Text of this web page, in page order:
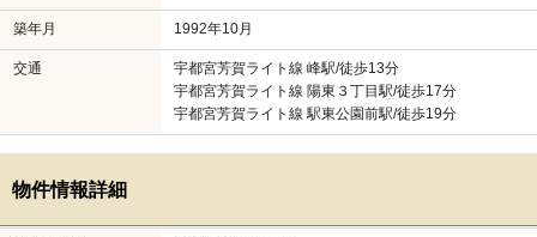
築年月 1992年10月
交通
宇都宮芳賀ライト線 峰駅/徒歩13分
宇都宮芳賀ライト線 陽東３丁目駅/徒歩17分
宇都宮芳賀ライト線 駅東公園前駅/徒歩19分
物件情報詳細